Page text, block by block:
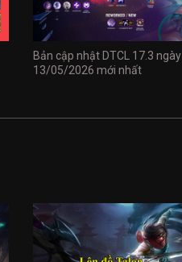
Bản cập nhật DTCL 17.3 ngày
13/05/2026 mới nhất